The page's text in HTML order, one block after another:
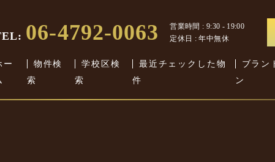
06-4792-0063
営業時間 : 9:30 - 19:00
定休日 : 年中無休
ー
物件検
索
学校区検
索
最近チェックした物
件
ブラン
ン